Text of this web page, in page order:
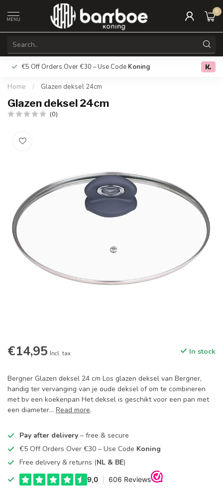
MENU
0
€5 Off Orders Over €30 – Use Code Koning Free
Home / Glazen deksel 24cm
Glazen deksel 24cm
(0)
€14,95 Incl. tax In stock
Bergner Glazen deksel 24 cm Los glazen deksel van Bergner,
handig ter vervanging van je oude deksel of om te combineren
met bv een koekenpan Het deksel is geschikt voor een pan met
een diameter... Read more.
Pay after delivery – free & secure
€5 Off Orders Over €30 – Use Code Koning
Free delivery & returns (NL & BE)